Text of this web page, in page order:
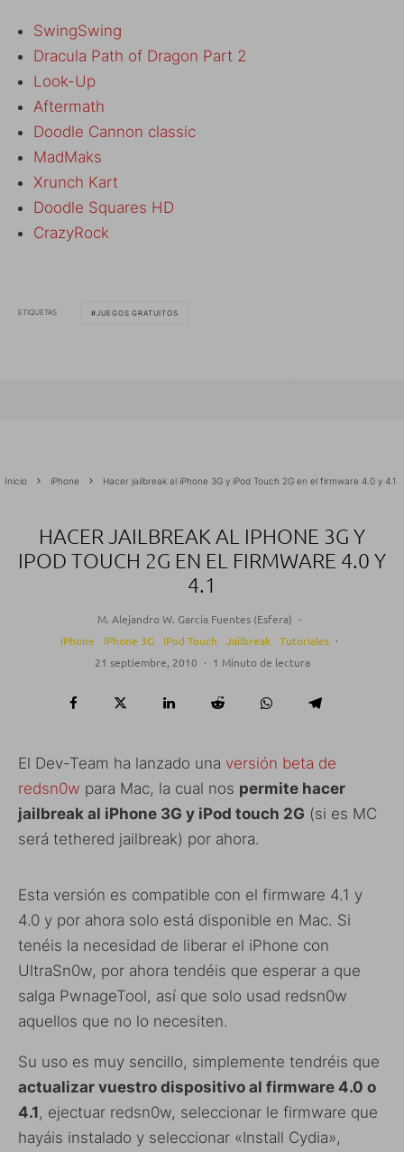
SwingSwing
Dracula Path of Dragon Part 2
Look-Up
Aftermath
Doodle Cannon classic
MadMaks
Xrunch Kart
Doodle Squares HD
CrazyRock
ETIQUETAS JUEGOS GRATUITOS
Inicio iPhone Hacer jailbreak al iPhone 3G y iPod Touch 2G en el firmware 4.0 y 4.1
HACER JAILBREAK AL IPHONE 3G Y
IPOD TOUCH 2G EN EL FIRMWARE 4.0 Y
4.1
M. Alejandro W. García Fuentes (Esfera) ·
iPhone
iPhone 3G iPod Touch Jailbreak Tutoriales ·
21 septiembre, 2010 · 1 Minuto de lectura
El Dev-Team ha lanzado una versión beta de
redsn0w para Mac, la cual nos permite hacer
jailbreak al iPhone 3G y iPod touch 2G (si es MC
será tethered jailbreak) por ahora.
Esta versión es compatible con el firmware 4.1 y
4.0 y por ahora solo está disponible en Mac. Si
tenéis la necesidad de liberar el iPhone con
UltraSn0w, por ahora tendéis que esperar a que
salga PwnageTool, así que solo usad redsn0w
aquellos que no lo necesiten.
Su uso es muy sencillo, simplemente tendréis que
actualizar vuestro dispositivo al firmware 4.0 o
4.1, ejectuar redsn0w, seleccionar le firmware que
hayáis instalado y seleccionar «Install Cydia»,